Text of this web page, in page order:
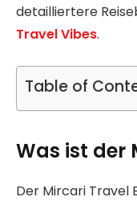
detailliertere
Travel Vibes.
Table of
Was ist der
Der Mircari Travel